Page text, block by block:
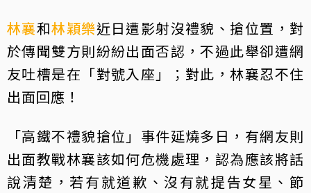
林襄和林穎樂近日遭影射沒禮貌、搶位置，對
於傳聞雙方則紛紛出面否認，不過此舉卻遭網
友吐槽是在「對號入座」；對此，林襄忍不住
出面回應！
「高鐵不禮貌搶位」事件延燒多日，有網友則
出面教戰林襄該如何危機處理，認為應該將話
說清楚，若有就道歉、沒有就提告女星、節